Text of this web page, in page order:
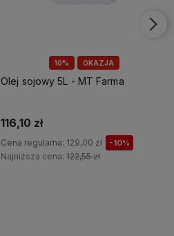
Olej z czarnuszki - NATURE'S BEST
195,00 zł
Do koszyka